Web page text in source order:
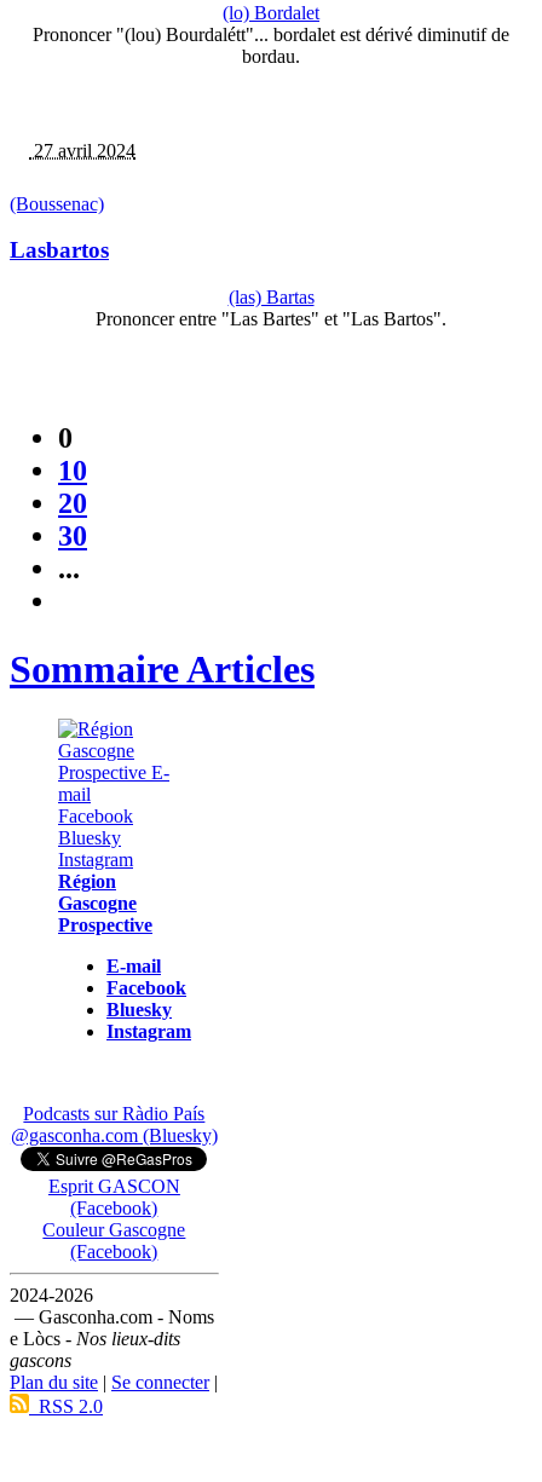
(lo) Bordalet
Prononcer "(lou) Bourdalétt"... bordalet est dérivé diminutif de
bordau.
27 avril 2024
(Boussenac)
Lasbartos
(las) Bartas
Prononcer entre "Las Bartes" et "Las Bartos".
0
10
20
30
...
Sommaire Articles
Région
Gascogne
Prospective
E-mail
Facebook
Bluesky
Instagram
Podcasts sur Ràdio País
@gasconha.com (Bluesky)
Esprit GASCON
(Facebook)
Couleur Gascogne
(Facebook)
2024-2026
— Gasconha.com - Noms
e Lòcs - Nos lieux-dits
gascons
Plan du site | Se connecter|
RSS 2.0